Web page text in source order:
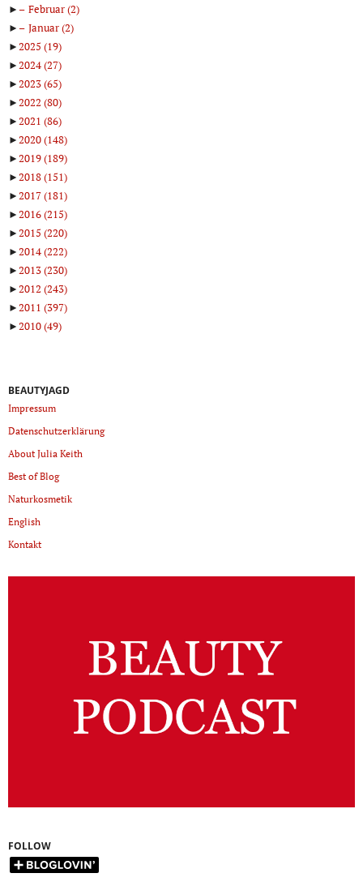
►
Februar(2)
►
Januar(2)
►2025 (19)
►2024(27)
►2023(65)
►2022 (80)
►2021 (86)
►2020(148)
►2019(189)
►2018(151)
►2017(181)
►2016(215)
►2015 (220)
►2014(222)
►2013(230)
►2012 (243)
►2011 (397)
►2010(49)
BEAUTYJAGD
Impressum
Datenschutzerklärung
About Julia Keith
Best of Blog
Naturkosmetik
English
Kontakt
FOLLOW